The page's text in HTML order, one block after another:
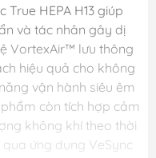
HEPA H13 giúp
và tác nhân gây dị
VortexAir™ lưu thông
hiệu quả cho không
vận hành siêu êm
còn tích hợp cảm
không khí theo thời
ứng dụng VeSync